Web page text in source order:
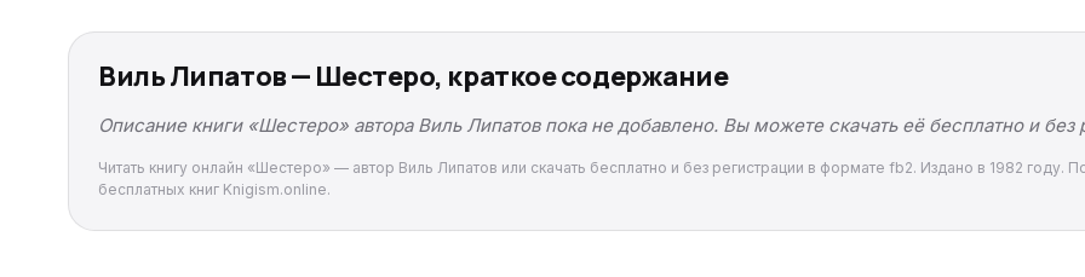
Виль Липатов — Шестеро, краткое содержание
Описание книги «Шестеро» автора Виль Липатов пока не добавлено. Вы можете скачать её бесплатно и
Читать книгу онлайн «Шестеро» — автор Виль Липатов или скачать бесплатно и без регистрации в формате fb2. Издано в 1982 году.
бесплатных книг Knigism.online.